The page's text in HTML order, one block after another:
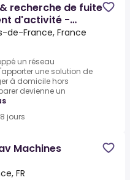
recherche de fuite
d'activité -
de-France, France
un réseau
une solution de
à domicile hors
devienne un
jours
Machines
FR